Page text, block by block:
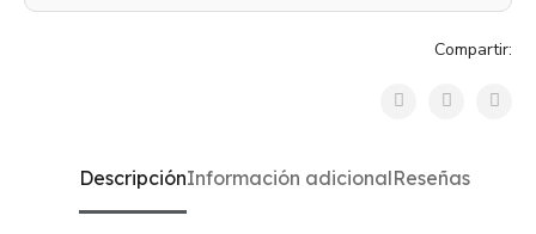
Compartir:
DescripciónInformación adicionalReseñas